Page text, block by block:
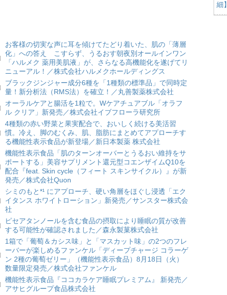
お客様の切実な声に耳を傾けてたどり着いた、肌の「薄層
化」への答え こすらず、うるおす朝夜別オールインワン
「ハルメク 薬用美肌液」が、さらなる高機能化を遂げてリ
ニューアル！／株式会社ハルメクホールディングス
ブラックジンジャー成分6種を「1種類の標準品」で同時定
量！新分析法（RMS法）を確立！／丸善製薬株式会社
オーラルケアと腸活を1粒で。Wケアチュアブル「オラフ
ル クリア」新発売／株式会社イブフローラ研究所
4種類の赤い野菜と果実配合で、おいしく続ける美活習
慣。冷え、脚のむくみ、肌、脂肪にまとめてアプローチす
る機能性表示食品が新登場／新日本製薬 株式会社
機能性表示食品「肌のターンオーバーとうるおい維持をサ
ポートする」美容サプリメント還元型コエンザイムQ10を
配合『feat. Skin cycle（フィート スキンサイクル）』が新
発売／株式会社Quon
シミのもと*¹ にアプローチ、硬い角層をほぐし浸透「エク
イタンス ホワイトローション」新発売／サンスター株式会
社
ピセアタンノールを含む食品の摂取により睡眠の質が改善
する可能性が確認されました／森永製菓株式会社
1箱で「葡萄＆カシス味」と「マスカット味」の2つのフレ
ーバーが楽しめるファンケル「ディープチャージ コラーゲ
ン 2種の葡萄ゼリー」（機能性表示食品）8月18日（火）
数量限定発売／株式会社ファンケル
機能性表示食品『ココカラケア睡眠プレミアム』 新発売／
アサヒグループ食品株式会社
細】